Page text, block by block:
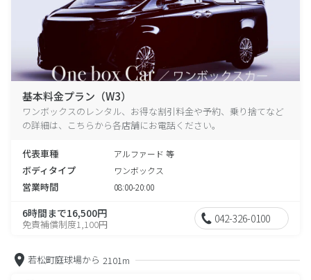
基本料金プラン（W3）
ワンボックスのレンタル、お得な割引料金や予約、乗り捨てなど
の詳細は、こちらから各店舗にお電話ください。
代表車種 アルファード 等
ボディタイプ ワンボックス
営業時間 08:00-20:00
6時間まで16,500円
免責補償制度1,100円 042-326-0100
若松町庭球場から 2101m